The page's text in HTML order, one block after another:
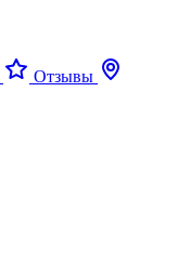
Отзывы